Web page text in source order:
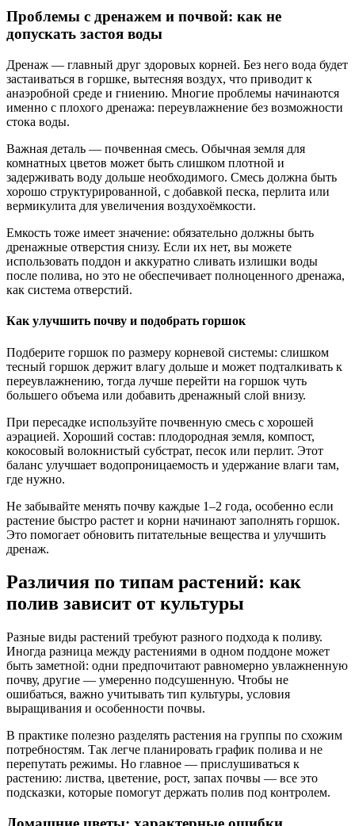
Проблемы с дренажем и почвой: как не
допускать застоя воды
Дренаж — главный друг здоровых корней. Без него вода будет
застаиваться в горшке, вытесняя воздух, что приводит к
анаэробной среде и гниению. Многие проблемы начинаются
именно с плохого дренажа: переувлажнение без возможности
стока воды.
Важная деталь — почвенная смесь. Обычная земля для
комнатных цветов может быть слишком плотной и
задерживать воду дольше необходимого. Смесь должна быть
хорошо структурированной, с добавкой песка, перлита или
вермикулита для увеличения воздухоёмкости.
Емкость тоже имеет значение: обязательно должны быть
дренажные отверстия снизу. Если их нет, вы можете
использовать поддон и аккуратно сливать излишки воды
после полива, но это не обеспечивает полноценного дренажа,
как система отверстий.
Как улучшить почву и подобрать горшок
Подберите горшок по размеру корневой системы: слишком
тесный горшок держит влагу дольше и может подталкивать к
переувлажнению, тогда лучше перейти на горшок чуть
большего объема или добавить дренажный слой внизу.
При пересадке используйте почвенную смесь с хорошей
аэрацией. Хороший состав: плодородная земля, компост,
кокосовый волокнистый субстрат, песок или перлит. Этот
баланс улучшает водопроницаемость и удержание влаги там,
где нужно.
Не забывайте менять почву каждые 1–2 года, особенно если
растение быстро растет и корни начинают заполнять горшок.
Это помогает обновить питательные вещества и улучшить
дренаж.
Различия по типам растений: как
полив зависит от культуры
Разные виды растений требуют разного подхода к поливу.
Иногда разница между растениями в одном поддоне может
быть заметной: одни предпочитают равномерно увлажненную
почву, другие — умеренно подсушенную. Чтобы не
ошибаться, важно учитывать тип культуры, условия
выращивания и особенности почвы.
В практике полезно разделять растения на группы по схожим
потребностям. Так легче планировать график полива и не
перепутать режимы. Но главное — прислушиваться к
растению: листва, цветение, рост, запах почвы — все это
подсказки, которые помогут держать полив под контролем.